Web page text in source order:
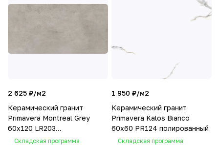
2 625 ₽/м2
Керамический гранит
Primavera Montreal Grey
60х120 LR203
лаппатированный
Складская программа
1 950 ₽/м2
Керамический гранит
Primavera Kalos Bianco
60х60 PR124 полированный
Складская программа